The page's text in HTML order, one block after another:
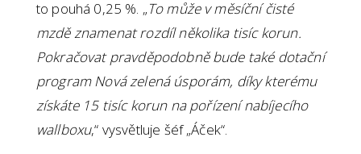
to pouhá 0,25 %. „To může v měsíční čisté
mzdě znamenat rozdíl několika tisíc korun.
Pokračovat pravděpodobně bude také dotační
program Nová zelená úsporám, díky kterému
získáte 15 tisíc korun na pořízení nabíjecího
wallboxu,“ vysvětluje šéf „Áček“.